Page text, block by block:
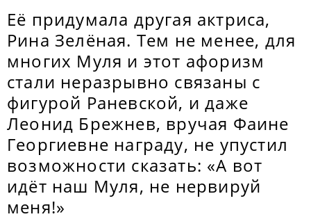
Её придумала другая актриса,
Рина Зелёная. Тем не менее, для
многих Муля и этот афоризм
стали неразрывно связаны с
фигурой Раневской, и даже
Леонид Брежнев, вручая Фаине
Георгиевне награду, не упустил
возможности сказать: «А вот
идёт наш Муля, не нервируй
меня!»